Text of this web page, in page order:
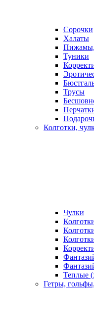
Сорочки
Халаты
Пижамы,
Туники
Трусы
Колготки,
Чулки
Теплые
Гетры,